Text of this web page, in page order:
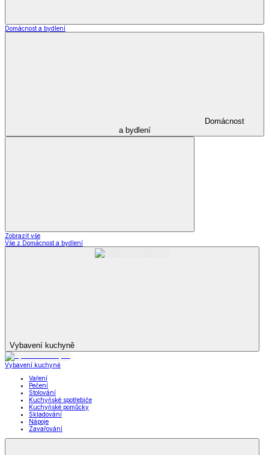
Domácnost a bydlení
Domácnost
a bydlení
Zobrazit vše
Vše z Domácnost a bydlení
Vybavení kuchyně
Vybavení kuchyně
Vaření
Pečení
Stolování
Kuchyňské spotřebiče
Kuchyňské pomůcky
Skladování
Nápoje
Zavařování